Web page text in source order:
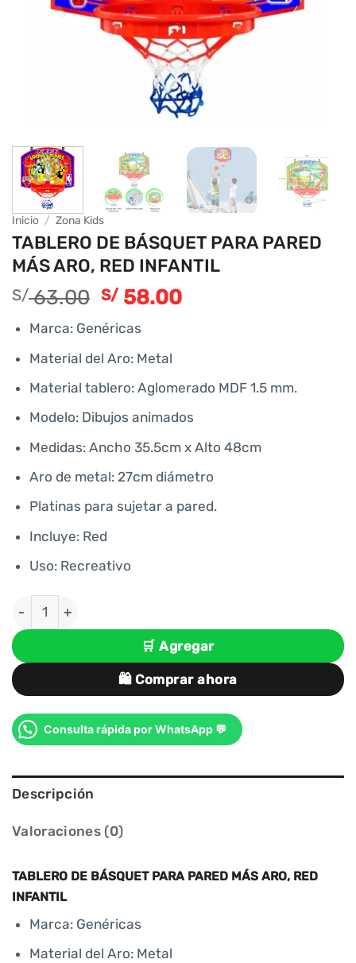
Inicio / Zona Kids
TABLERO DE BÁSQUET PARA PARED
MÁS ARO, RED INFANTIL
S/63.00 El
precio
original
era:
S/ 63.00.
S/58.00El
S/ 58.00.
Marca: Genéricas
Material del Aro: Metal
Material tablero: Aglomerado MDF 1.5 mm.
Modelo: Dibujos animados
Medidas: Ancho 35.5cm x Alto 48cm
Aro de metal: 27cm diámetro
Platinas para sujetar a pared.
Incluye: Red
Uso: Recreativo
TABLERO DE BÁSQUET PARA PARED MÁS ARO,
🛒 Agregar
🛍️ Comprar ahora
Consulta rápida por WhatsApp 💬
Descripción
Valoraciones (0)
TABLERO DE BÁSQUET PARA PARED MÁS ARO, RED
INFANTIL
Marca: Genéricas
Material del Aro: Metal